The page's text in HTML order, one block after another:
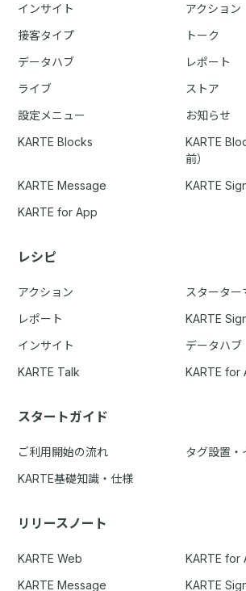
インサイト
アクション
接客タイプ
トーク
データハブ
レポート
ライブ
ストア
設定メニュー
お知らせ
KARTE Blocks
KARTE
前）
KARTE Message
KARTE
KARTE for App
レシピ
アクション
スタータ
レポート
KARTE
インサイト
データハブ
KARTE Talk
KARTE for
スタートガイド
ご利用開始の流れ
タグ設置・
KARTE基礎知識・仕様
リリースノート
KARTE Web
KARTE for
KARTE Message
KARTE